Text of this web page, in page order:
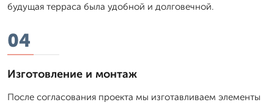
будущая терраса была удобной и долговечной.
04
Изготовление и монтаж
После согласования проекта мы изготавливаем элементы